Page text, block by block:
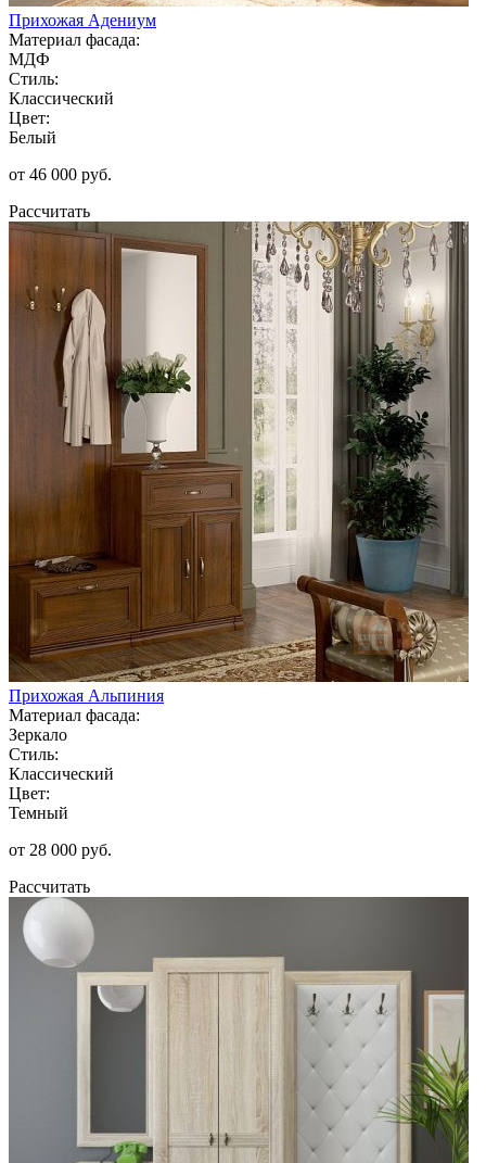
Прихожая Адениум
Материал фасада:
МДФ
Стиль:
Классический
Цвет:
Белый
от 46 000 руб.
Рассчитать
Прихожая Альпиния
Материал фасада:
Зеркало
Стиль:
Классический
Цвет:
Темный
от 28 000 руб.
Рассчитать